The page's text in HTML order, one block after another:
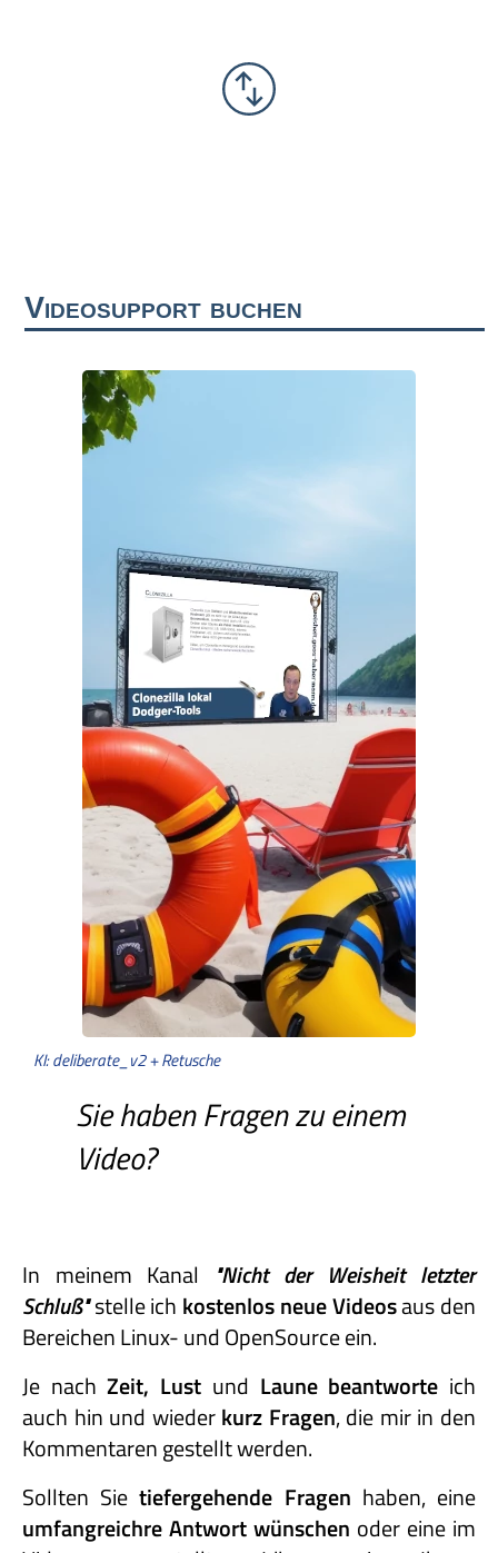
Videosupport buchen
KI: deliberate_v2 + Retusche
Sie haben Fragen zu einem
Video?
In meinem Kanal "Nicht der Weisheit letzter
Schluß"stelle ich kostenlos neue Videosaus den
Bereichen Linux- und OpenSource ein.
Je nachZeit, Lust und Laune beantworte ich
auch hin und wiederkurz Fragen, die mir in den
Kommentaren gestellt werden.
Sollten Sietiefergehende Fragen haben, eine
umfangreichre Antwort wünschen oder eine im